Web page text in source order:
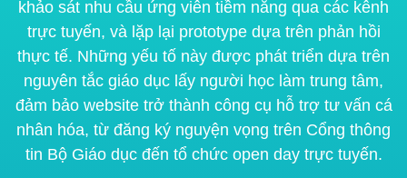
khảo sát nhu cầu ứng viên tiềm năng qua các kênh
trực tuyến, và lặp lại prototypedựa trên phản hồi
thực tế. Những yếu tố này được phát triển dựa trên
nguyên tắc giáo dục lấy người học làm trung tâm,
đảm bảo website trở thành công cụ hỗ trợ tư vấn cá
nhân hóa, từ đăng ký nguyện vọng trên Cổng thông
tin Bộ Giáo dục đến tổ chức open day trực tuyến.